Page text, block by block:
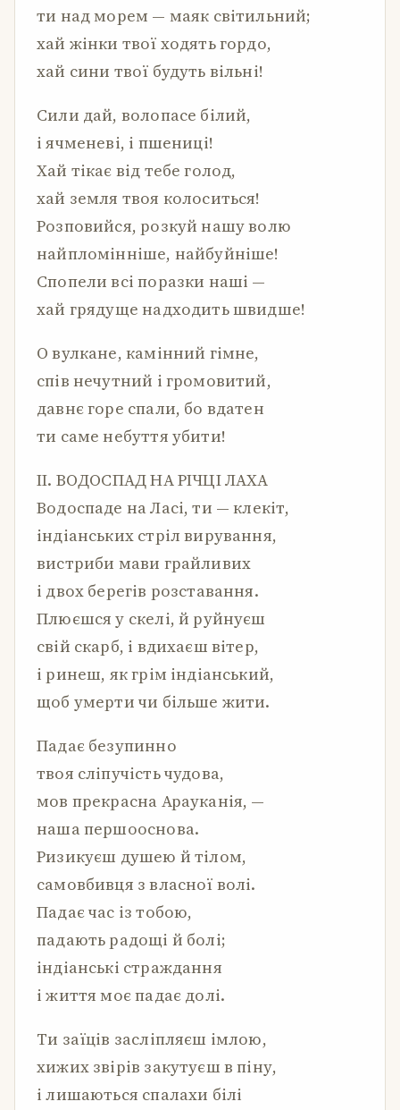
ти над морем — маяк світильний;
хай жінки твої ходять гордо,
хай сини твої будуть вільні!
Сили дай, волопасе білий,
і ячменеві, і пшениці!
Хай тікає від тебе голод,
хай земля твоя колоситься!
Розповийся, розкуй нашу волю
найпломінніше, найбуйніше!
Спопели всі поразки наші —
хай грядуще надходить швидше!
О вулкане, камінний гімне,
спів нечутний і громовитий,
давнє горе спали, бо вдатен
ти саме небуття убити!
ІІ. ВОДОСПАД НА РІЧЦІ ЛАХА
Водоспаде на Ласі, ти — клекіт,
індіанських стріл вирування,
вистриби мави грайливих
і двох берегів розставання.
Плюєшся у скелі, й руйнуєш
свій скарб, і вдихаєш вітер,
і ринеш, як грім індіанський,
щоб умерти чи більше жити.
Падає безупинно
твоя сліпучість чудова,
мов прекрасна Арауканія, —
наша першооснова.
Ризикуєш душею й тілом,
самовбивця з власної волі.
Падає час із тобою,
падають радощі й болі;
індіанські страждання
і життя моє падає долі.
Ти заїців засліпляєш імлою,
хижих звірів закутуєш в піну,
і лишаються спалахи білі